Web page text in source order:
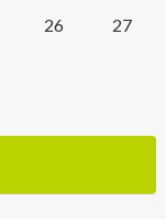
26
27